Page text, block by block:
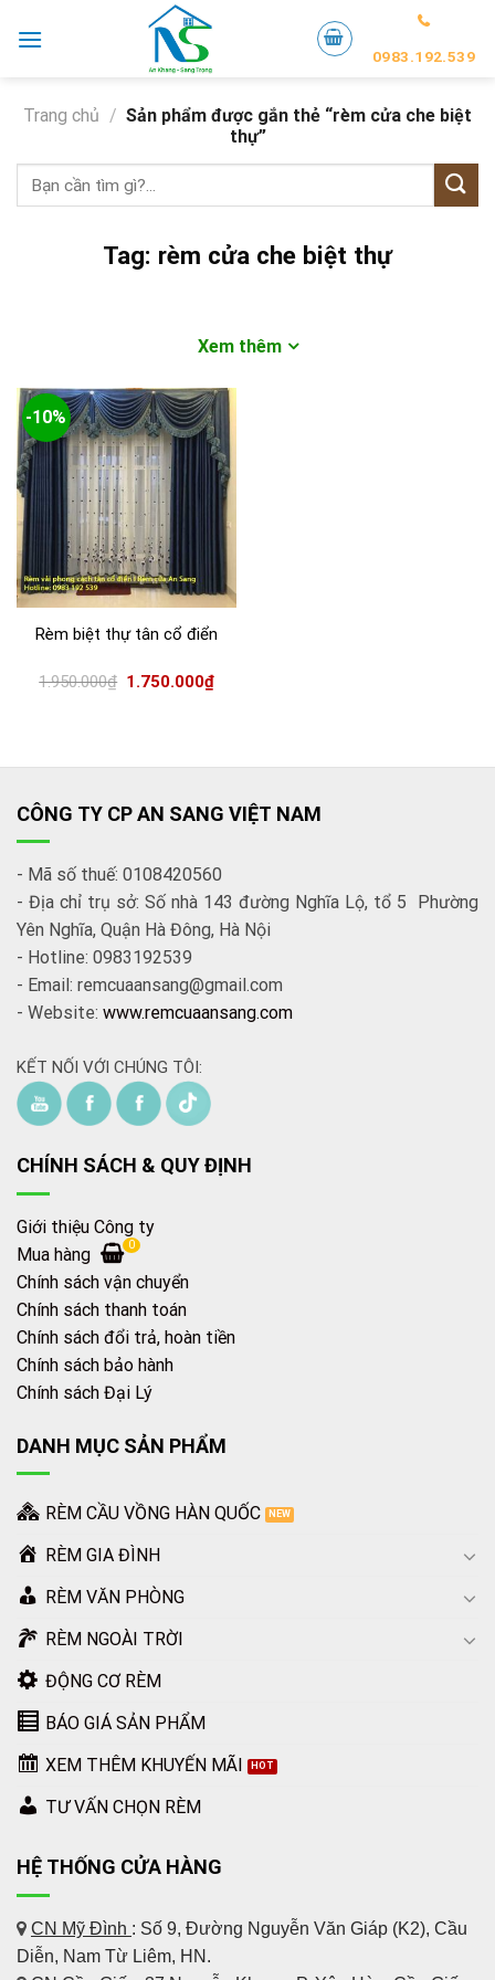
0983.192.539
Trang chủ / Sản phẩm được gắn thẻ “rèm cửa che biệt
thự”
Tìm
kiếm:
Tag: rèm cửa che biệt thự
Xem thêm
-10%
Rèm biệt thự tân cổ điển
1.950.000₫ 1.750.000₫
CÔNG TY CP AN SANG VIỆT NAM
- Mã số thuế: 0108420560
- Địa chỉ trụ sở: Số nhà 143 đường Nghĩa Lộ, tổ 5 Phường
Yên Nghĩa, Quận Hà Đông, Hà Nội
- Hotline: 0983192539
- Email: remcuaansang@gmail.com
- Website: www.remcuaansang.com
KẾT NỐI VỚI CHÚNG TÔI:
CHÍNH SÁCH & QUY ĐỊNH
Giới thiệu Công ty
Mua hàng
0
Chính sách vận chuyển
Chính sách thanh toán
Chính sách đổi trả, hoàn tiền
Chính sách bảo hành
Chính sách Đại Lý
DANH MỤC SẢN PHẨM
RÈM CẦU VỒNG HÀN QUỐC
RÈM GIA ĐÌNH
RÈM VĂN PHÒNG
RÈM NGOÀI TRỜI
ĐỘNG CƠ RÈM
BÁO GIÁ SẢN PHẨM
XEM THÊM KHUYẾN MÃI
TƯ VẤN CHỌN RÈM
HỆ THỐNG CỬA HÀNG
CN Mỹ Đình : Số 9, Đường Nguyễn Văn Giáp (K2), Cầu
Diễn, Nam Từ Liêm, HN.